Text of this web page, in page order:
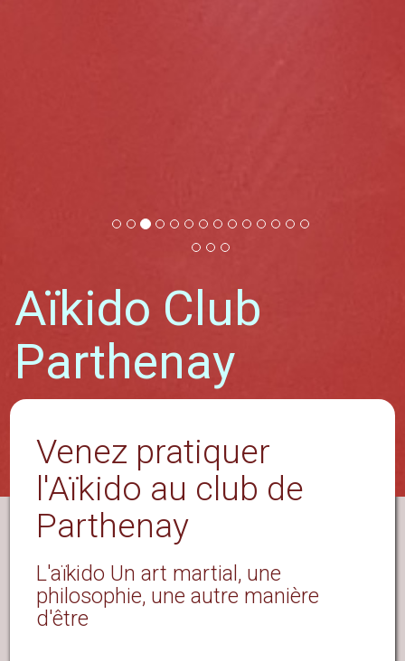
Aïkido Club
Parthenay
autre manière d'être
Venez pratiquer
l'Aïkido au club de
Parthenay
L'aïkido Un art martial, une
philosophie, une autre manière
d'être